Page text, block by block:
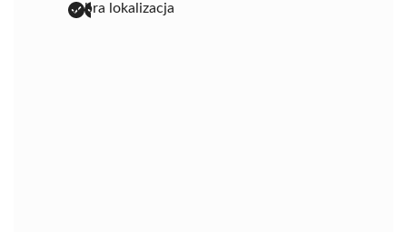
dobra lokalizacja